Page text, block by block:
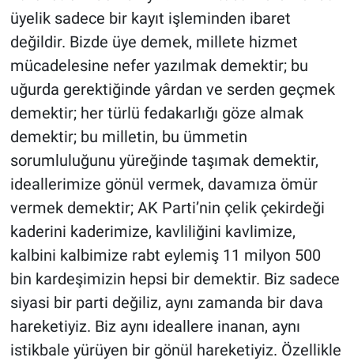
üyelik sadece bir kayıt işleminden ibaret
değildir. Bizde üye demek, millete hizmet
mücadelesine nefer yazılmak demektir; bu
uğurda gerektiğinde yârdan ve serden geçmek
demektir; her türlü fedakarlığı göze almak
demektir; bu milletin, bu ümmetin
sorumluluğunu yüreğinde taşımak demektir,
ideallerimize gönül vermek, davamıza ömür
vermek demektir; AK Parti’nin çelik çekirdeği
kaderini kaderimize, kavliliğini kavlimize,
kalbini kalbimize rabt eylemiş 11 milyon 500
bin kardeşimizin hepsi bir demektir. Biz sadece
siyasi bir parti değiliz, aynı zamanda bir dava
hareketiyiz. Biz aynı ideallere inanan, aynı
istikbale yürüyen bir gönül hareketiyiz. Özellikle